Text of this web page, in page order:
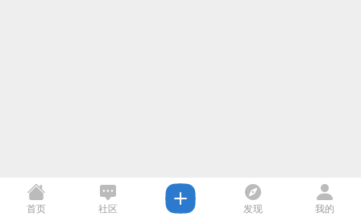
首页 社区 发现 我的